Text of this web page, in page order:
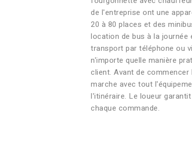
de l'entreprise ont une
20 à 80 places et des
location de bus à la
transport par téléphone ou
n'importe quelle manière
client. Avant de
marche avec tout
l'itinéraire. Le loueur
chaque commande.